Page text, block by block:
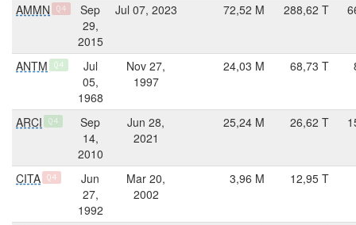
AMMN
Q4
Sep
29,
2015
Jul 07, 2023 72,52 M 288,62 T
ANTM Q4
Jul
05,
1968
Nov 27,
1997
24,03 M 68,73 T
ARCI Q4
Sep
14,
2010
Jun 28,
2021
25,24 M 26,62 T
CITA Q4
Jun
27,
1992
Mar 20,
2002
3,96 M 12,95 T